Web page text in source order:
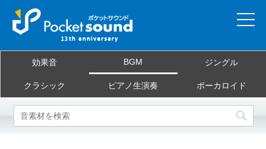
当サイトについて
ご利用規約
効果音 BGM ジングル
クラシック ピアノ生演奏 ボーカロイド